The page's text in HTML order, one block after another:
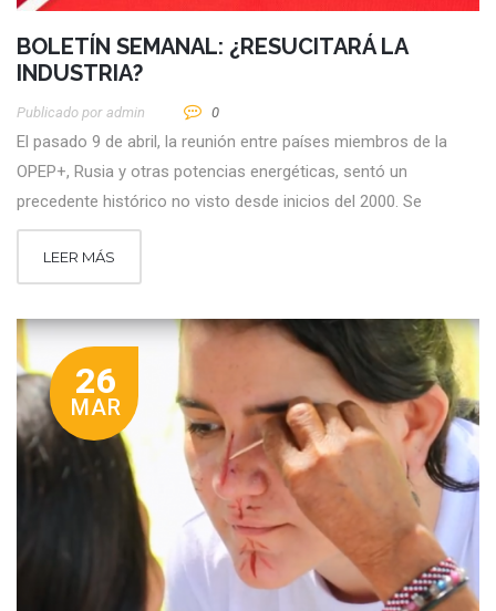
BOLETÍN SEMANAL: ¿RESUCITARÁ LA
INDUSTRIA?
Publicado por Admin 0
El pasado 9 de abril, la reunión entre países miembros de la
OPEP+, Rusia y otras potencias energéticas, sentó un
precedente histórico no visto desde inicios del 2000. Se
LEER MÁS
26
MAR